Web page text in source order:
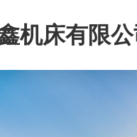
机床有限